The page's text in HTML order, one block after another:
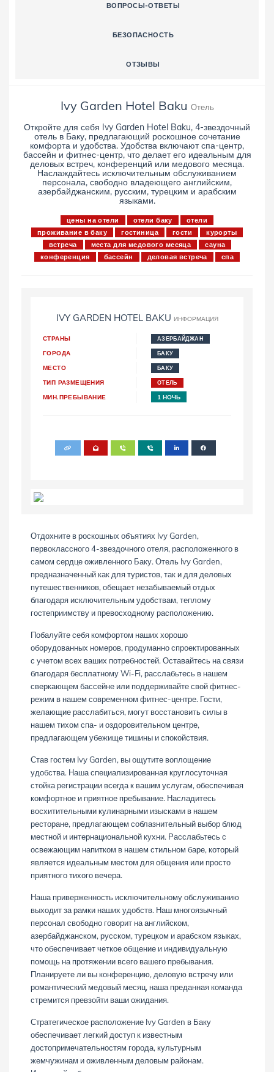
ВОПРОСЫ-ОТВЕТЫ
БЕЗОПАСНОСТЬ
ОТЗЫВЫ
Ivy Garden Hotel Baku Отель
Откройте для себя Ivy Garden Hotel Baku, 4-звездочный
отель в Баку, предлагающий роскошное сочетание
комфорта и удобства. Удобства включают спа-центр,
бассейн и фитнес-центр, что делает его идеальным для
деловых встреч, конференций или медового месяца.
Наслаждайтесь исключительным обслуживанием
персонала, свободно владеющего английским,
азербайджанским, русским, турецким и арабским
языками.
цены на отели отели баку
отели
проживание в баку
гостиница гости
курорты
встреча
места для медового месяца
сауна
конференция
бассейн деловая встреча спа
IVY GARDEN HOTEL BAKU ИНФОРМАЦИЯ
СТРАНЫ АЗЕРБАЙДЖАН
ГОРОДА БАКУ
МЕСТО БАКУ
ТИП РАЗМЕЩЕНИЯ ОТЕЛЬ
МИН.ПРЕБЫВАНИЕ 1 НОЧЬ
Отдохните в роскошных объятиях Ivy Garden,
первоклассного 4-звездочного отеля, расположенного в
самом сердце оживленного Баку. Отель Ivy Garden,
предназначенный как для туристов, так и для деловых
путешественников, обещает незабываемый отдых
благодаря исключительным удобствам, теплому
гостеприимству и превосходному расположению.
Побалуйте себя комфортом наших хорошо
оборудованных номеров, продуманно спроектированных
с учетом всех ваших потребностей. Оставайтесь на связи
благодаря бесплатному Wi-Fi, расслабьтесь в нашем
сверкающем бассейне или поддерживайте свой фитнес-
режим в нашем современном фитнес-центре. Гости,
желающие расслабиться, могут восстановить силы в
нашем тихом спа- и оздоровительном центре,
предлагающем убежище тишины и спокойствия.
Став гостем Ivy Garden, вы ощутите воплощение
удобства. Наша специализированная круглосуточная
стойка регистрации всегда к вашим услугам, обеспечивая
комфортное и приятное пребывание. Насладитесь
восхитительными кулинарными изысками в нашем
ресторане, предлагающем соблазнительный выбор блюд
местной и интернациональной кухни. Расслабьтесь с
освежающим напитком в нашем стильном баре, который
является идеальным местом для общения или просто
приятного тихого вечера.
Наша приверженность исключительному обслуживанию
выходит за рамки наших удобств. Наш многоязычный
персонал свободно говорит на английском,
азербайджанском, русском, турецком и арабском языках,
что обеспечивает четкое общение и индивидуальную
помощь на протяжении всего вашего пребывания.
Планируете ли вы конференцию, деловую встречу или
романтический медовый месяц, наша преданная команда
стремится превзойти ваши ожидания.
Стратегическое расположение Ivy Garden в Баку
обеспечивает легкий доступ к известным
достопримечательностям города, культурным
жемчужинам и оживленным деловым районам.